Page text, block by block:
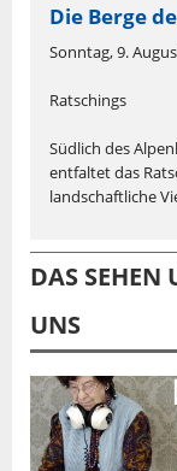
Die Berge
Sonntag, 9.
Ratschings
Südlich des
entfaltet das
landschaftliche
DAS SEHEN
UNS